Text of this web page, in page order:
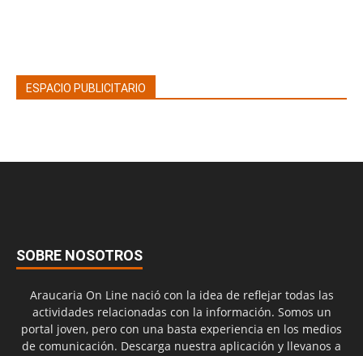
ESPACIO PUBLICITARIO
SOBRE NOSOTROS
Araucaria On Line nació con la idea de reflejar todas las
actividades relacionadas con la información. Somos un
portal joven, pero con una basta experiencia en los medios
de comunicación. Descarga nuestra aplicación y llevanos a